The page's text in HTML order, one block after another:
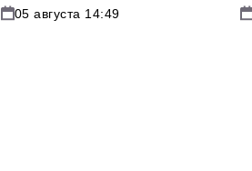
05 августа 14:49